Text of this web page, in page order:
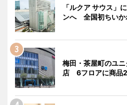
「ルクア サウス」
ンへ 全国初ちいか
梅田・茶屋町のユ
店 6フロアに商品